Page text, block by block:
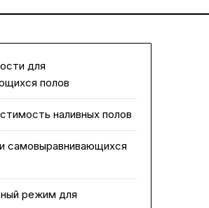
для
полов
наливных полов
самовыравнивающихся
режим для